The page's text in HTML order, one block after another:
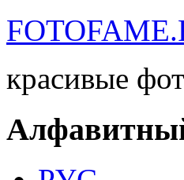
красивые